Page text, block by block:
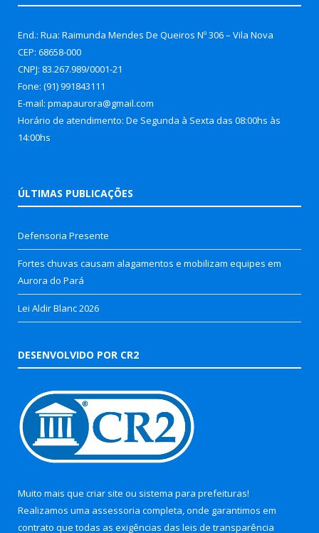
End.: Rua: Raimunda Mendes De Queiros Nº 306 – Vila Nova
CEP: 68658-000
CNPJ: 83.267.989/0001-21
Fone: (91) 991843111
E-mail: pmapaurora@gmail.com
Horário de atendimento: De Segunda à Sexta das 08:00hs às
14:00hs
ÚLTIMAS PUBLICAÇÕES
Defensoria Presente
Fortes chuvas causam alagamentos e mobilizam equipes em
Aurora do Pará
Lei Aldir Blanc 2026
DESENVOLVIDO POR CR2
Muito mais que criar site ou sistema para prefeituras!
Realizamos uma assessoria completa, onde garantimos em
contrato que todas as exigências das leis de transparência